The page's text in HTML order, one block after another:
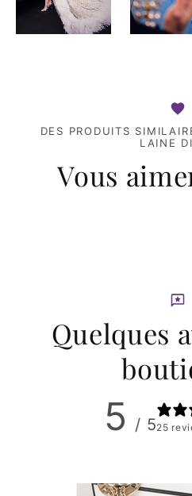
DES PRODUITS
LAINE
Vous
Quelques
5 / 525